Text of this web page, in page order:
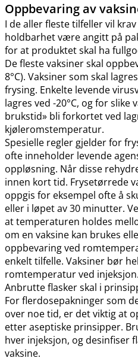
Oppbevaring av
I de aller fleste tilfeller vil
holdbarhet være angitt på
for at produktet skal ha
De fleste vaksiner skal
8°C). Vaksiner som skal
frysing. Enkelte levende
lagres ved -20°C, og for slike
brukstid» bli forkortet ved
kjøleromstemperatur.
Spesielle regler gjelder for
ofte inneholder levende
oppløsning. Når disse
innen kort tid. Frysetørrede
oppgis for eksempel ofte å
eller i løpet av 30 minutter.
at temperaturen holdes
om en vaksine kan brukes
oppbevaring ved
enkelt tilfelle. Vaksiner bør
romtemperatur ved injeksjon.
Anbrutte flasker skal i
For flerdosepakninger som
over noe tid, er det viktig at
etter aseptiske prinsipper.
hver injeksjon, og desinfiser
vaksine.